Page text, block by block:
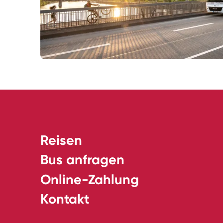
Reisen
Bus anfragen
Online-Zahlung
Kontakt